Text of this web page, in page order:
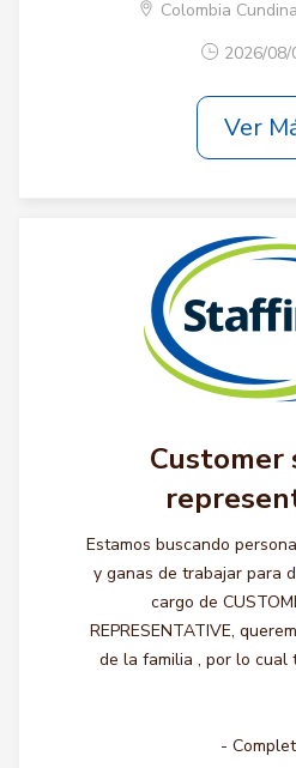
Colombia
2026/08/
Ver
Customer
Estamos buscando
y ganas de trabajar para
cargo de
REPRESENTATIVE,
de la familia , por lo cual
-